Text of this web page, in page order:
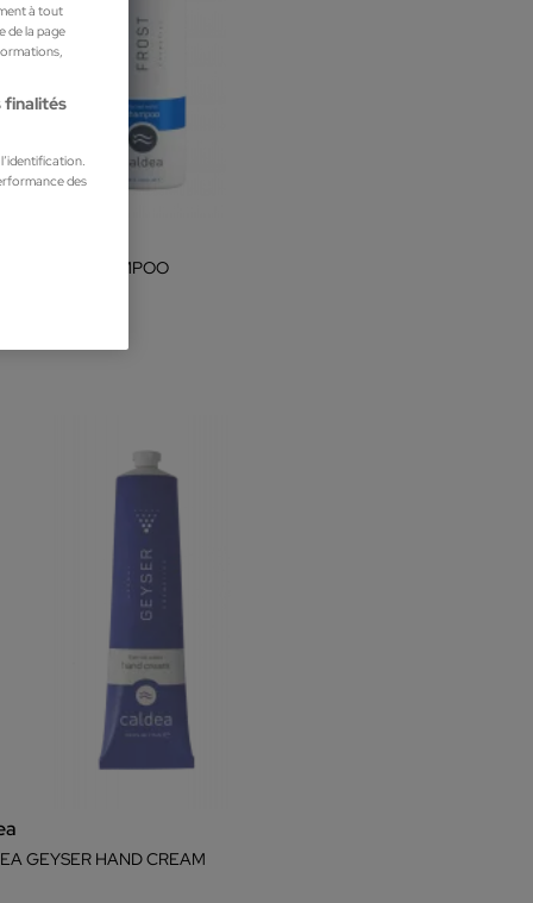
FROST SHAMPOO
GEYSER HAND CREAM
à tout
de la page
finalités
des